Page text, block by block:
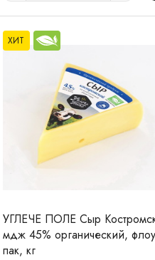
ХИТ
УГЛЕЧЕ ПОЛЕ Сыр
мдж 45% органический,
пак, кг